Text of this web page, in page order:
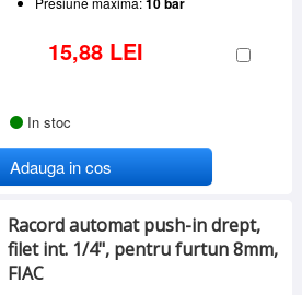
15,88 LEI
In stoc
Adauga in cos
Racord automat push-in drept,
filet int. 1/4", pentru furtun 8mm,
FIAC